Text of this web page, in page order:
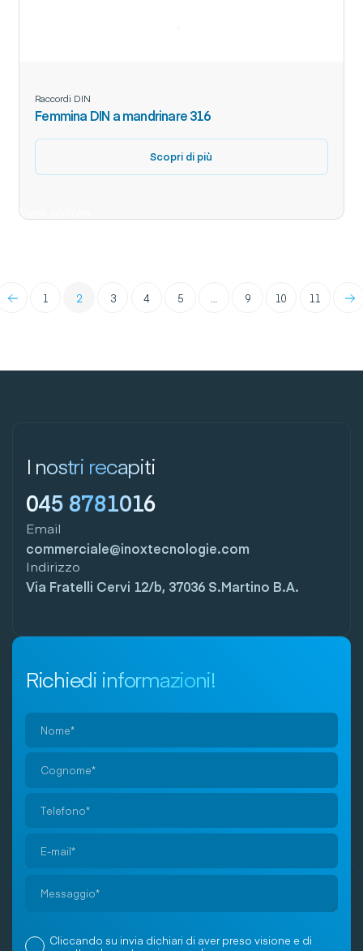
Raccordi DIN
Femmina DIN a mandrinare 316
Scopri di più
View options
← 1 2 3 4 5 9 10 11 →
I nostri recapiti
045 8781016
Email
commerciale@inoxtecnologie.com
Indirizzo
Via Fratelli Cervi 12/b, 37036 S.Martino B.A.
Richiedi informazioni!
prega
vuoto
questoCliccando su invia dichiari di aver preso visione e di